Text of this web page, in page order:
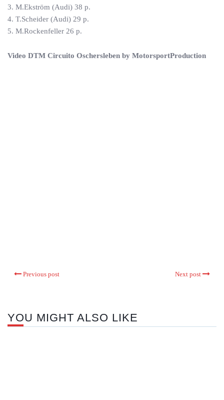
3. M.Ekström (Audi) 38 p.
4. T.Scheider (Audi) 29 p.
5. M.Rockenfeller 26 p.
Video DTM Circuito Oschersleben by MotorsportProduction
Previous post Next post
YOU MIGHT ALSO LIKE